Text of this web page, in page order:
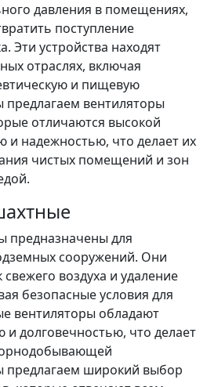
давления в помещениях,
поступление
Эти устройства находят
отраслях, включая
и пищевую
вентиляторы
отличаются высокой
и надежностью, что делает их
чистых помещений и зон
предназначены для
сооружений. Они
воздуха и удаление
безопасные условия для
вентиляторы обладают
долговечностью, что делает
широкий выбор